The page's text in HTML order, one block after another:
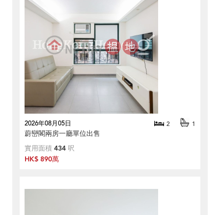
2026年08月05日 2 1
蔚巒閣兩房一廳單位出售
實用面積 434 呎
HK$ 890萬